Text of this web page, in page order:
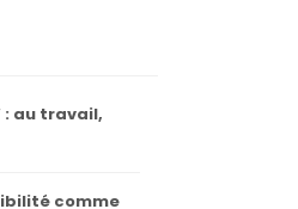
: au travail,
comme